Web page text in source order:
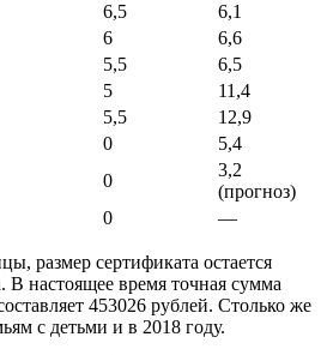
6,5
6,1
6
6,6
5,5
6,5
5
11,4
5,5
12,9
0
5,4
0
3,2
(прогноз)
0 —
размер сертификата остается
В настоящее время точная сумма
453026 рублей. Столько же
с детьми и в 2018 году.